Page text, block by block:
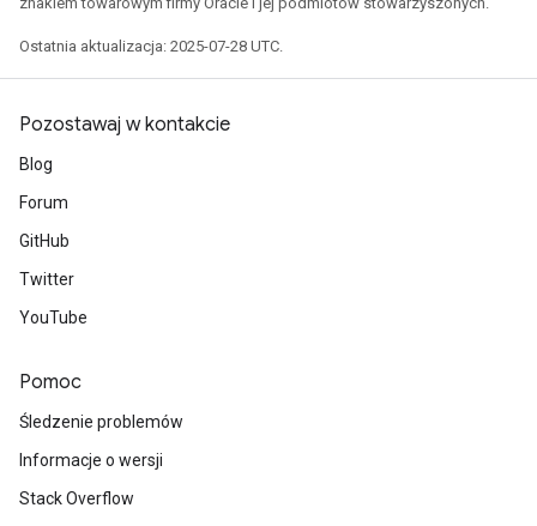
Ostatnia aktualizacja: 2025-07-28 UTC.
Pozostawaj w kontakcie
Blog
Forum
GitHub
Twitter
YouTube
Pomoc
Śledzenie problemów
Informacje o wersji
Stack Overflow